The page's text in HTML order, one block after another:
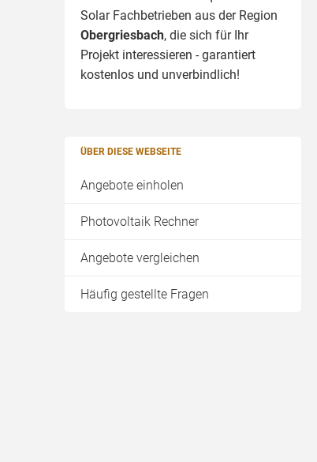
Solar Fachbetrieben aus der Region
Obergriesbach, die sich für Ihr
Projekt interessieren - garantiert
kostenlos und unverbindlich!
ÜBER DIESE WEBSEITE
Angebote einholen
Photovoltaik Rechner
Angebote vergleichen
Häufig gestellte Fragen